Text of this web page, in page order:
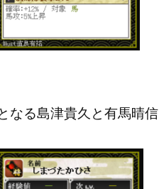
なる島津貴久と有馬晴信